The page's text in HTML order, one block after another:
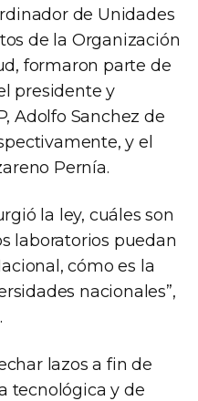
de Unidades
de la Organización
formaron parte de
presidente y
Adolfo Sanchez de
y el
Pernía.
la ley, cuáles son
laboratorios puedan
cómo es la
nacionales”,
lazos a fin de
tecnológica y de